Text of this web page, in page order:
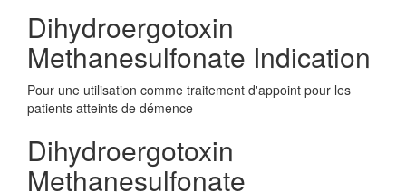
Dihydroergotoxin
Methanesulfonate Indication
Pour une utilisation comme traitement d'appoint pour les
patients atteints de démence
Dihydroergotoxin
Methanesulfonate